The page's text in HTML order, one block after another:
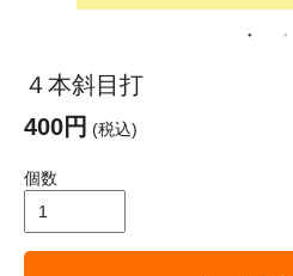
４本斜目打
400円 (税込)
個数